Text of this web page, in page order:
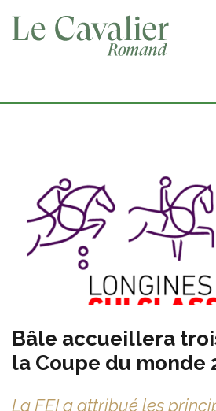
Bâle accueillera
la Coupe du monde
La FEI a attribué les